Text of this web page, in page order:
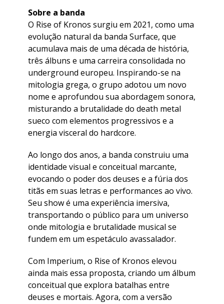
Sobre a banda
O Rise of Kronos surgiu em 2021, como uma
evolução natural da banda Surface, que
acumulava mais de uma década de história,
três álbuns e uma carreira consolidada no
underground europeu. Inspirando-se na
mitologia grega, o grupo adotou um novo
nome e aprofundou sua abordagem sonora,
misturando a brutalidade do death metal
sueco com elementos progressivos e a
energia visceral do hardcore.
Ao longo dos anos, a banda construiu uma
identidade visual e conceitual marcante,
evocando o poder dos deuses e a fúria dos
titãs em suas letras e performances ao vivo.
Seu show é uma experiência imersiva,
transportando o público para um universo
onde mitologia e brutalidade musical se
fundem em um espetáculo avassalador.
Com Imperium, o Rise of Kronos elevou
ainda mais essa proposta, criando um álbum
conceitual que explora batalhas entre
deuses e mortais. Agora, com a versão